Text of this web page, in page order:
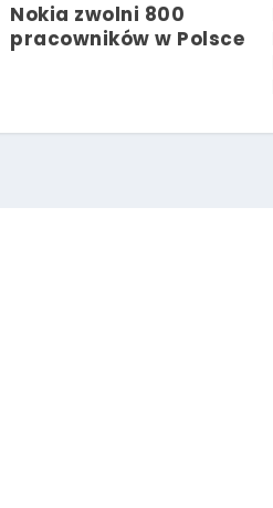
Nokia zwolni 800
pracowników w Polsce